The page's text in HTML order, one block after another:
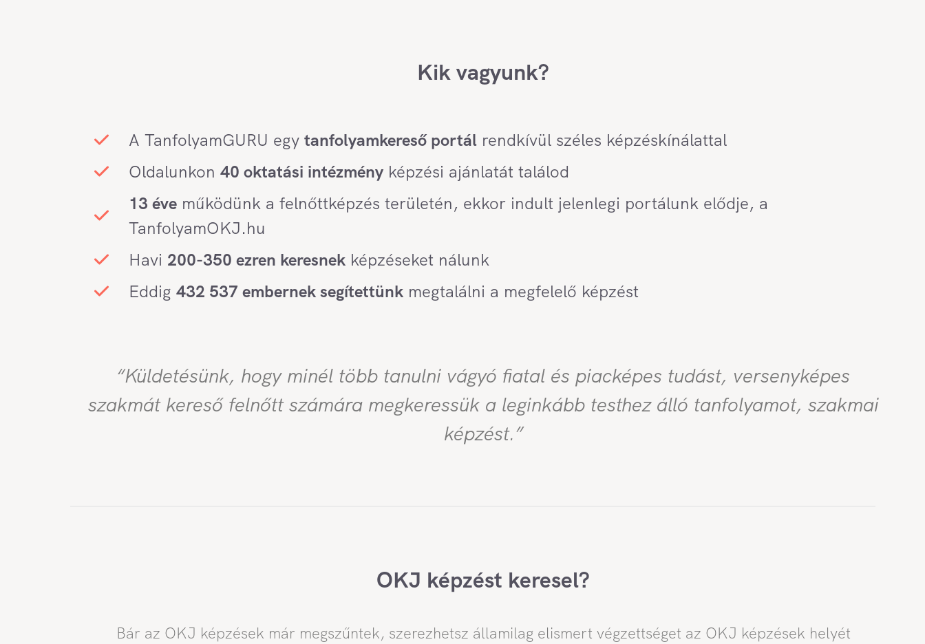
Kik vagyunk?
A TanfolyamGURU egy tanfolyamkereső portál rendkívül széles képzéskínálattal
Oldalunkon 40 oktatási intézmény képzési ajánlatát találod
13 éve működünk a felnőttképzés területén, ekkor indult jelenlegi portálunk elődje, a
TanfolyamOKJ.hu
Havi 200-350 ezren keresnek képzéseket nálunk
Eddig 432 537 embernek segítettünk megtalálni a megfelelő képzést
“Küldetésünk, hogy minél több tanulni vágyó fiatal és piacképes tudást, versenyképes
szakmát kereső felnőtt számára megkeressük a leginkább testhez álló tanfolyamot, szakmai
képzést.”
OKJ képzést keresel?
Bár az OKJ képzések már megszűntek, szerezhetsz államilag elismert végzettséget az OKJ képzések helyét